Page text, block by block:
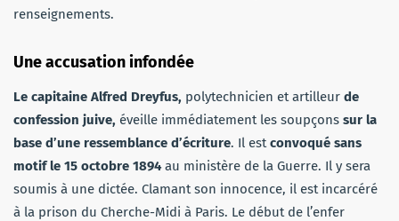
renseignements.
Une accusation infondée
Le capitaine Alfred Dreyfus, polytechnicien et artilleur de
confession juive, éveille immédiatement les soupçons sur la
base d’une ressemblance d’écriture. Il estconvoqué sans
motif le 15 octobre 1894au ministère de la Guerre. Il y sera
soumis à une dictée. Clamant son innocence, il est incarcéré
à la prison du Cherche-Midi à Paris. Le début de l’enfer